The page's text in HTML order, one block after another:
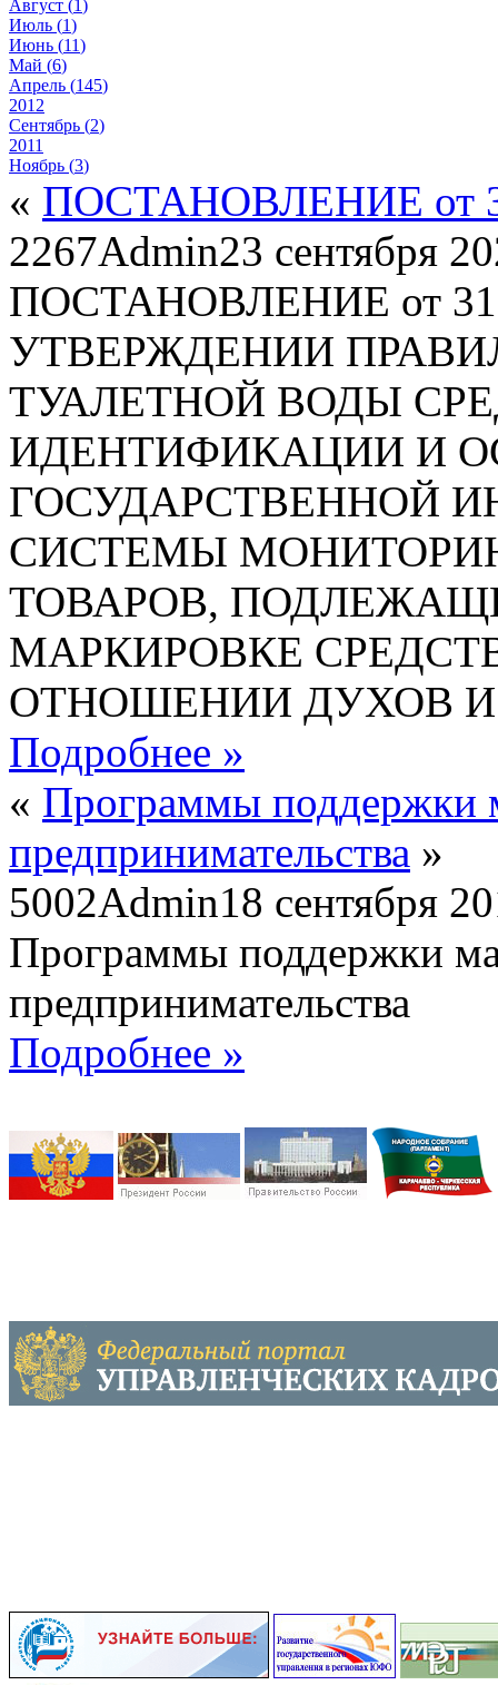
Август (1)
Июль (1)
Июнь (11)
Май (6)
Апрель (145)
2012
Сентябрь (2)
2011
Ноябрь (3)
« ПОСТАНОВЛЕНИЕ от 31
2267Admin23 сентября
ПОСТАНОВЛЕНИЕ от 31
УТВЕРЖДЕНИИ
ТУАЛЕТНОЙ ВОДЫ
ИДЕНТИФИКАЦИИ И
ГОСУДАРСТВЕННОЙ
СИСТЕМЫ
ТОВАРОВ,
МАРКИРОВКЕ
ОТНОШЕНИИ ДУХОВ
Подробнее »
« Программы поддержки
предпринимательства »
5002Admin18 сентября
Программы поддержки
предпринимательства
Подробнее »